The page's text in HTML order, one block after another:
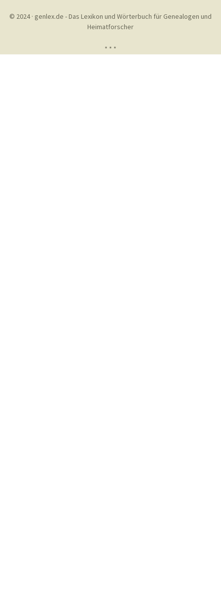
© 2024 · genlex.de - Das Lexikon und Wörterbuch für Genealogen und
Heimatforscher
* * *